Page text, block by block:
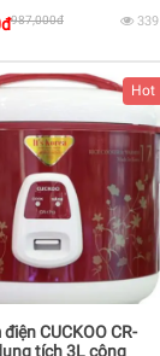
987,000đ 339
Hot
CUCKOO CR-
tích 3L công